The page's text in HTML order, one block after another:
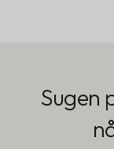
Sugen